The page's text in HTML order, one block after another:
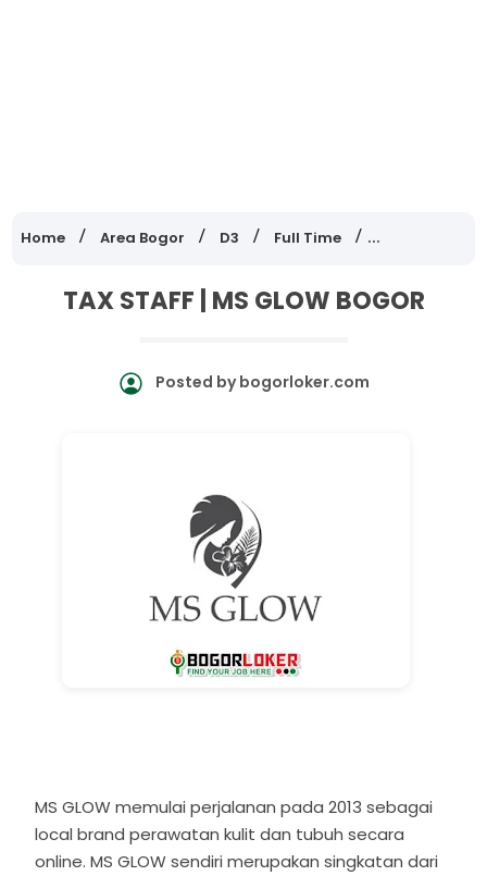
Home Area Bogor D3 Full Time Lowongan
TAX STAFF | MS GLOW BOGOR
Posted bybogorloker.com
MS GLOW memulai perjalanan pada 2013 sebagai
local brand perawatan kulit dan tubuh secara
online. MS GLOW sendiri merupakan singkatan dari